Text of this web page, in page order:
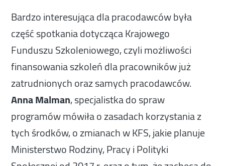
Bardzo interesująca dla pracodawców była
część spotkania dotycząca Krajowego
Funduszu Szkoleniowego, czyli możliwości
finansowania szkoleń dla pracowników już
zatrudnionych oraz samych pracodawców.
Anna Malman, specjalistka do spraw
programów mówiła o zasadach korzystania z
tych środków, o zmianach w KFS, jakie planuje
Ministerstwo Rodziny, Pracy i Polityki